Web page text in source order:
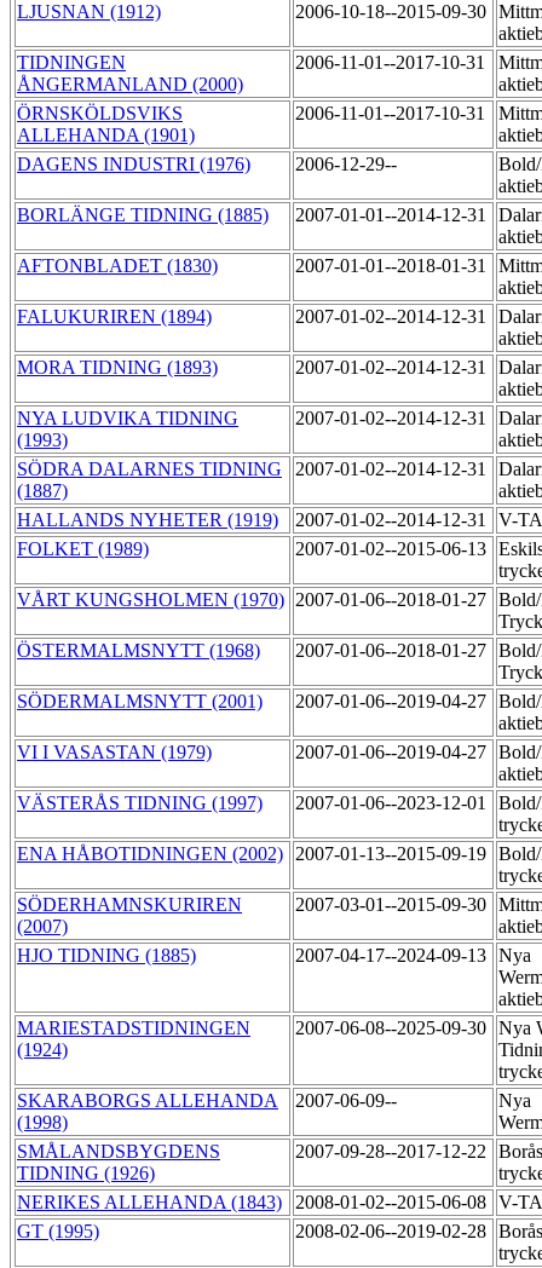
LJUSNAN (1912)
2006-10-18--2015-09-30
TIDNINGEN
ÅNGERMANLAND (2000)
2006-11-01--2017-10-31
ÖRNSKÖLDSVIKS
ALLEHANDA (1901)
2006-11-01--2017-10-31
DAGENS INDUSTRI (1976)
2006-12-29--
BORLÄNGE TIDNING (1885)
2007-01-01--2014-12-31
AFTONBLADET (1830)
2007-01-01--2018-01-31
FALUKURIREN (1894)
2007-01-02--2014-12-31
MORA TIDNING (1893)
2007-01-02--2014-12-31
NYA LUDVIKA TIDNING
(1993)
2007-01-02--2014-12-31
SÖDRA DALARNES TIDNING
(1887)
2007-01-02--2014-12-31
HALLANDS NYHETER (1919)
2007-01-02--2014-12-31
V-
FOLKET (1989)
2007-01-02--2015-06-13
VÅRT KUNGSHOLMEN (1970) 2007-01-06--2018-01-27
ÖSTERMALMSNYTT (1968)
2007-01-06--2018-01-27
SÖDERMALMSNYTT (2001)
2007-01-06--2019-04-27
VI I VASASTAN (1979)
2007-01-06--2019-04-27
VÄSTERÅS TIDNING (1997)
2007-01-06--2023-12-01
ENA HÅBOTIDNINGEN (2002)
2007-01-13--2015-09-19
SÖDERHAMNSKURIREN
(2007)
2007-03-01--2015-09-30
HJO TIDNING (1885)
2007-04-17--2024-09-13 Nya
MARIESTADSTIDNINGEN
(1924)
2007-06-08--2025-09-30 Nya
SKARABORGS ALLEHANDA
(1998)
2007-06-09--
Nya
SMÅLANDSBYGDENS
TIDNING (1926)
2007-09-28--2017-12-22
NERIKES ALLEHANDA (1843)
2008-01-02--2015-06-08 V-
GT (1995)
2008-02-06--2019-02-28